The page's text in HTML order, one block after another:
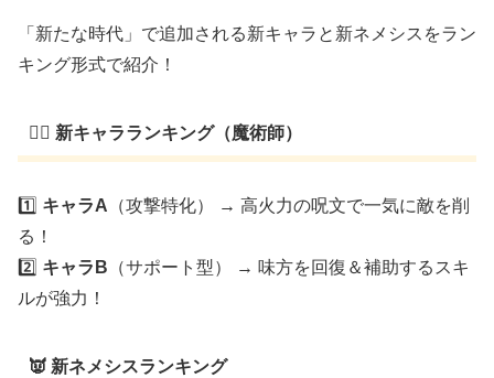
「新たな時代」で追加される新キャラと新ネメシスをラン
キング形式で紹介！
🧙‍♂️ 新キャラランキング（魔術師）
1️⃣ キャラA （攻撃特化） → 高火力の呪文で一気に敵を削
る！
2️⃣ キャラB （サポート型） → 味方を回復＆補助するスキ
ルが強力！
👿 新ネメシスランキング